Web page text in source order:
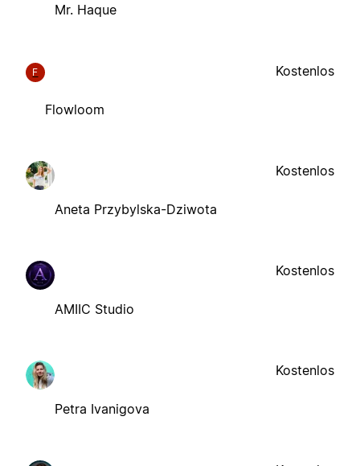
Mr. Haque
F
Flowloom
Kostenlos
Aneta Przybylska-Dziwota
Kostenlos
AMIIC Studio
Kostenlos
Petra Ivanigova
Kostenlos